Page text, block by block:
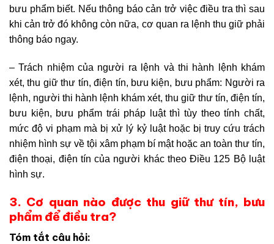
bưu phẩm biết. Nếu thông báo cản trở việc điều tra thì sau
khi cản trở đó không còn nữa, cơ quan ra lệnh thu giữ phải
thông báo ngay.
– Trách nhiệm của người ra lệnh và thi hành lệnh khám
xét, thu giữ thư tín, điện tín, bưu kiện, bưu phẩm: Người ra
lệnh, người thi hành lệnh khám xét, thu giữ thư tín, điện tín,
bưu kiện, bưu phẩm trái pháp luật thì tùy theo tính chất,
mức độ vi phạm mà bị xử lý kỷ luật hoặc bị truy cứu trách
nhiệm hình sự về tội xâm phạm bí mật hoặc an toàn thư tín,
điện thoại, điện tín của người khác theo Điều 125 Bộ luật
hình sự.
3. Cơ quan nào được thu giữ thư tín, bưu
phẩm để điều tra?
Tóm tắt câu hỏi: